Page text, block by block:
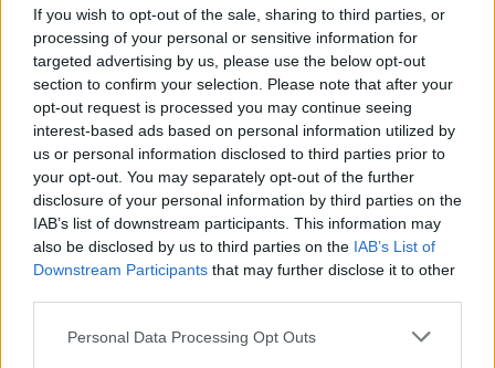
If you wish to opt-out of the sale, sharing to third parties, or
processing of your personal or sensitive information for
targeted advertising by us, please use the below opt-out
section to confirm your selection. Please note that after your
opt-out request is processed you may continue seeing
interest-based ads based on personal information utilized by
us or personal information disclosed to third parties prior to
your opt-out. You may separately opt-out of the further
disclosure of your personal information by third parties on the
IAB’s list of downstream participants. This information may
also be disclosed by us to third parties on the IAB’s List of
Downstream Participants that may further disclose it to other
Personal Data Processing Opt Outs
Ezt a növényt már az őskorban is ismerték, a népi gyógyászatban
pedig ma is számos betegség ellen használják.
Születésnapi programokkal várja a
hétvégén a közönséget a 160 éves
Fővárosi Állatkert
ÉLŐ BOLYGÓNK